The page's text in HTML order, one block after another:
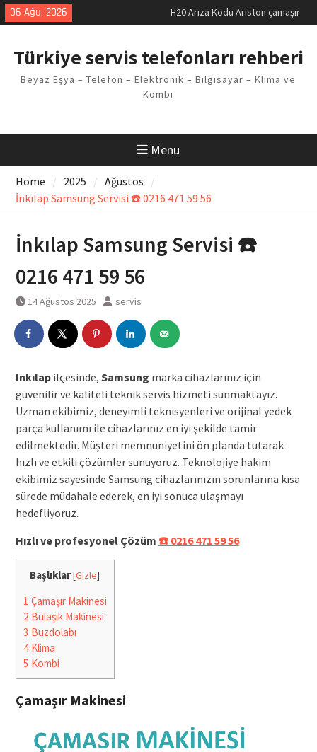
Skip
to
06 Ağu, 2026
LG kombi E2 Arızası Çözümü
Çözüm Yöntemleri
Vaillant çamaşır makinesi E03
Arıza Kodu
Ferroli klima E3 Arızası Çözümü
Türkiye servis telefonları rehberi
Beyaz Eşya – Telefon – Elektronik – Bilgisayar – Klima ve
Kombi
Menu
Home 2025
Ağustos
İnkılap Samsung Servisi ☎️ 0216 471 59 56
İnkılap Samsung Servisi ☎️
0216 471 59 56
14 Ağustos 2025 servis
Inkılapilçesinde, Samsung marka cihazlarınız için
güvenilir ve kaliteli teknik servis hizmeti sunmaktayız.
Uzman ekibimiz, deneyimli teknisyenleri ve orijinal yedek
parça kullanımı ile cihazlarınız en iyi şekilde tamir
edilmektedir. Müşteri memnuniyetini ön planda tutarak
hızlı ve etkili çözümler sunuyoruz. Teknolojiye hakim
ekibimiz sayesinde Samsung cihazlarınızın sorunlarına kısa
sürede müdahale ederek, en iyi sonuca ulaşmayı
hedefliyoruz.
Hızlı ve profesyonel Çözüm ☎️ 0216 471 59 56
Başlıklar[Gizle]
1 Çamaşır Makinesi
2 Bulaşık Makinesi
3 Buzdolabı
4Klima
5 Kombi
Çamaşır Makinesi